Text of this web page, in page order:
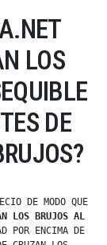
LOS
DE
DE MODO QUE
LOS BRUJOS AL
POR ENCIMA DE